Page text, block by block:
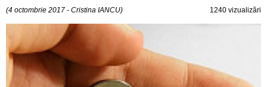
(4 octombrie 2017 - Cristina IANCU) 1240 vizualizări